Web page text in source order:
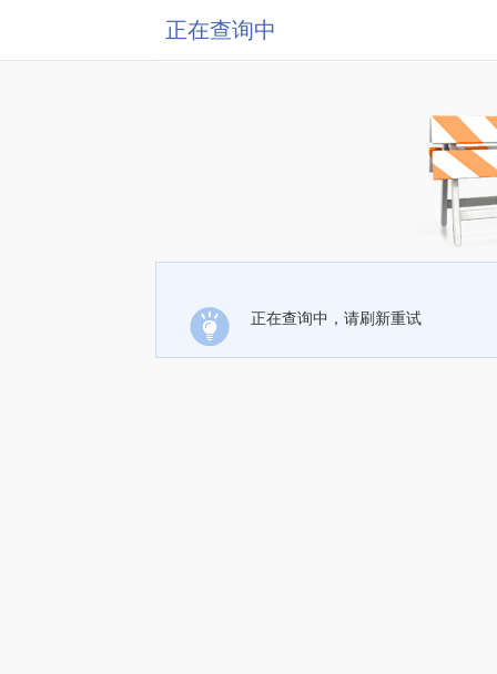
正在查询中
正在查询中，请刷新重试